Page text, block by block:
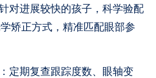
对进展较快的孩子，科学验配
矫正方式，精准匹配眼部参
定期复查跟踪度数、眼轴变